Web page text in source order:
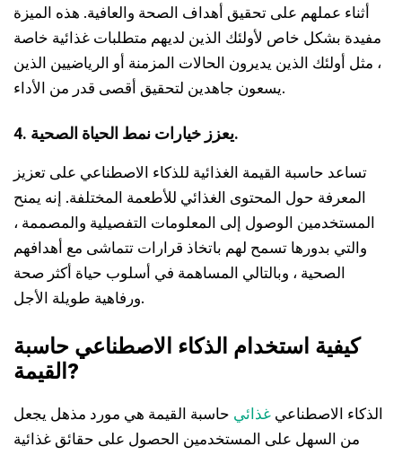
أثناء عملهم على تحقيق أهداف الصحة والعافية. هذه الميزة
مفيدة بشكل خاص لأولئك الذين لديهم متطلبات غذائية خاصة
، مثل أولئك الذين يديرون الحالات المزمنة أو الرياضيين الذين
يسعون جاهدين لتحقيق أقصى قدر من الأداء.
4. يعزز خيارات نمط الحياة الصحية.
تساعد حاسبة القيمة الغذائية للذكاء الاصطناعي على تعزيز
المعرفة حول المحتوى الغذائي للأطعمة المختلفة. إنه يمنح
المستخدمين الوصول إلى المعلومات التفصيلية والمصممة ،
والتي بدورها تسمح لهم باتخاذ قرارات تتماشى مع أهدافهم
الصحية ، وبالتالي المساهمة في أسلوب حياة أكثر صحة
ورفاهية طويلة الأجل.
كيفية استخدام الذكاء الاصطناعي حاسبة
القيمة ?
الذكاء الاصطناعي غذائي حاسبة القيمة هي مورد مذهل يجعل
من السهل على المستخدمين الحصول على حقائق غذائية